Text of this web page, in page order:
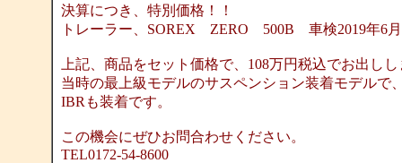
決算につき、特別価格！！
トレーラー、SOREX ZERO 500B 車検2019年6
上記、商品をセット価格で、108万円税込でお出し
当時の最上級モデルのサスペンション装着モデルで
IBRも装着です。
この機会にぜひお問合わせください。
TEL0172-54-8600